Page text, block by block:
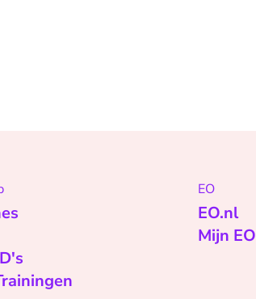
EO
EO.nl
Mijn EO